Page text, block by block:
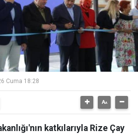
Cuma 18:28
katkılarıyla Rize Çay